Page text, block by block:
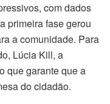
com dados
primeira fase gerou
a comunidade. Para
Lúcia Kill, a
que garante que a
do cidadão.